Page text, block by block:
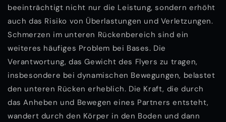
beeinträchtigt nicht nur die Leistung, sondern erhöht
auch das Risiko von Überlastungen und Verletzungen.
Schmerzen im unteren Rückenbereich sind ein
weiteres häufiges Problem bei Bases. Die
Verantwortung, das Gewicht des Flyers zu tragen,
insbesondere bei dynamischen Bewegungen, belastet
den unteren Rücken erheblich. Die Kraft, die durch
das Anheben und Bewegen eines Partners entsteht,
wandert durch den Körper in den Boden und dann